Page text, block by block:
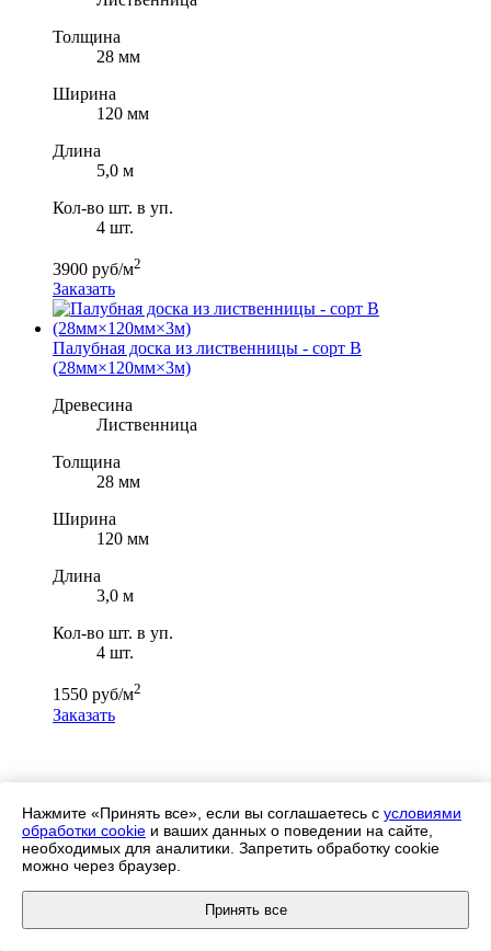
Толщина
28 мм
Ширина
120 мм
Длина
5,0 м
Кол-во шт. в уп.
4 шт.
3900 руб/м2
Заказать
Палубная доска из лиственницы - сорт B
(28мм×120мм×3м)
Древесина
Лиственница
Толщина
28 мм
Ширина
120 мм
Длина
3,0 м
Кол-во шт. в уп.
4 шт.
1550 руб/м2
Заказать
Отправить заявку
Для уточнения цены оставьте, пожалуйста, заявку или
Нажмите «Принять все», если вы соглашаетесь с условиями
обработки cookie и ваших данных о поведении на сайте,
необходимых для аналитики. Запретить обработку cookie
можно через браузер.
Принять все